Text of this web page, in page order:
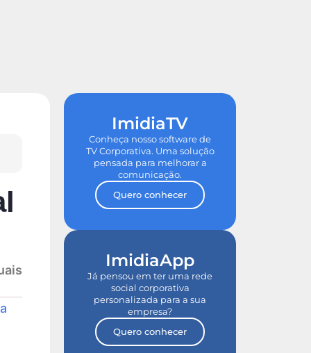
ImidiaTV
Conheça nosso software de
TV Corporativa. Uma solução
pensada para melhorar a
comunicação.
Quero conhecer
ImidiaApp
Já pensou em ter uma rede
social corporativa
personalizada para a sua
empresa?
Quero conhecer